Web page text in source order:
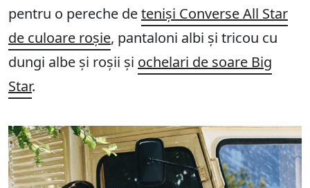
pentru o pereche deteniși Converse All Star
de culoare roșie, pantaloni albi și tricou cu
dungi albe și roșii și ochelari de soare Big
Star.